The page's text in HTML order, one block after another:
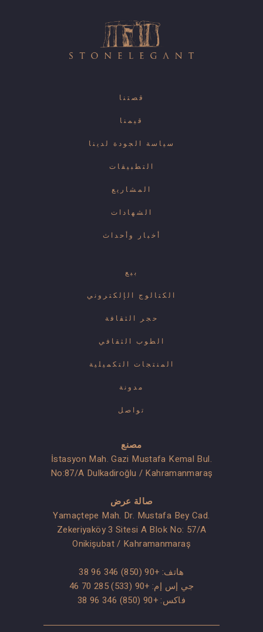
قصتنا
قيمنا
سياسة الجودة لدينا
التطبيقات
المشاريع
الشهادات
أخبار وأحداث
بيع
الكتالوج الإلكتروني
حجر الثقافة
الطوب الثقافي
المنتجات التكميلية
مدونة
تواصل
مصنع
İstasyon Mah. Gazi Mustafa Kemal Bul.
No:87/A Dulkadiroğlu / Kahramanmaraş
صالة عرض
Yamaçtepe Mah. Dr. Mustafa Bey Cad.
Zekeriyaköy 3 Sitesi A Blok No: 57/A
Onikişubat / Kahramanmaraş
هاتف: +90 (850) 346 96 38
جي إس إم: +90 (533) 285 70 46
فاكس: +90 (850) 346 96 38